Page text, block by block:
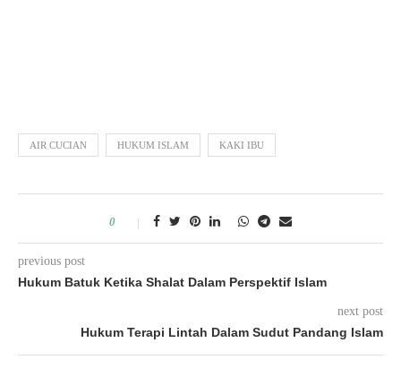
AIR CUCIAN HUKUM ISLAM KAKI IBU
0
previous post
Hukum Batuk Ketika Shalat Dalam Perspektif Islam
next post
Hukum Terapi Lintah Dalam Sudut Pandang Islam